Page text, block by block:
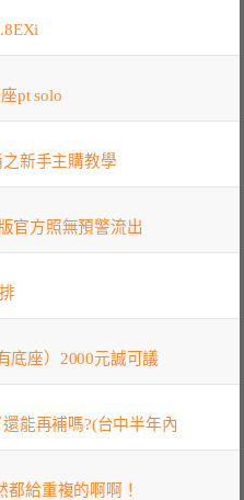
pt solo
新手主購教學
官方照無預警流出
底座）2000元誠可議
能再補嗎?(台中半年內
都給重複的啊啊！